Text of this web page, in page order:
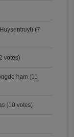
(7
votes)
ham (11
(10 votes)